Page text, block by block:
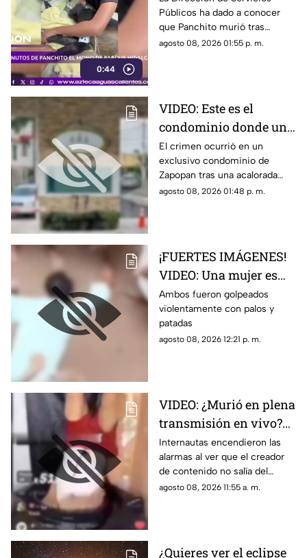
0:44
Parque Hidalgo; estos
fueron sus últimos
minutos (VIDEO)
Públicos ha dado a conocer
que Panchito murió tras
reportar un delicado estado de
agosto 08, 2026 01:55 p. m.
VIDEO: Este es el
condominio donde un
jardinero fue asesinado
por su compañero con
las tijeras de trabajo en
Zapopan
El crimen ocurrió en un
exclusivo condominio de
Zapopan tras una acalorada
discusión
agosto 08, 2026 01:48 p. m.
¡FUERTES IMÁGENES!
VIDEO: Una mujer es
sorprendida con su
amante por la familia
de su esposo y
decidieron castigarlos
Ambos fueron golpeados
violentamente con palos y
patadas
agosto 08, 2026 12:21 p. m.
VIDEO: ¿Murió en plena
transmisión en vivo?
Influencer realiza
peligrosa hazaña
dentro de un tanque de
agua
Internautas encendieron las
alarmas al ver que el creador
de contenido no salía del
tanque de agua
agosto 08, 2026 11:55 a. m.
¿Quieres ver el eclipse